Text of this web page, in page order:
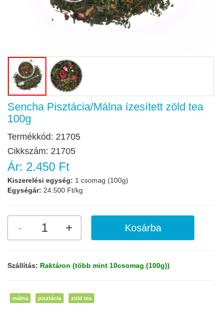
Sencha Pisztácia/Málna ízesített zöld tea
100g
Termékkód: 21705
Cikkszám: 21705
Ár: 2.450 Ft
Kiszerelési egység: 1 csomag (100g)
Egységár: 24.500 Ft/kg
Szállítás: Raktáron (több mint 10csomag (100g))
málna pisztácia zöld tea